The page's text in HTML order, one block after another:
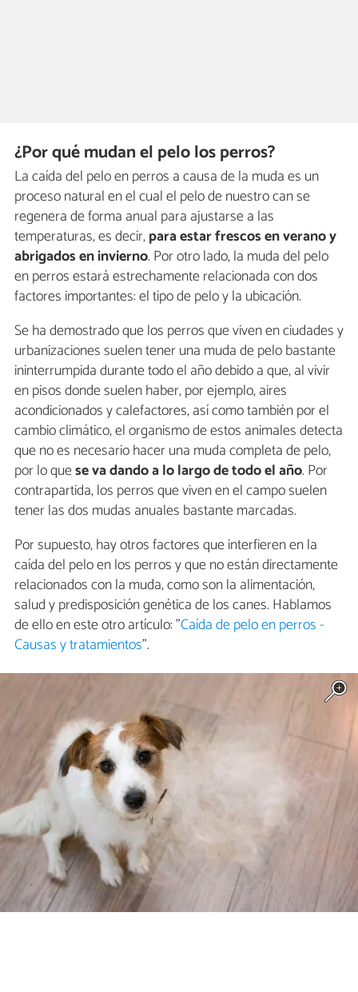
¿Por qué mudan el pelo los perros?
La caída del pelo en perros a causa de la muda es un
proceso natural en el cual el pelo de nuestro can se
regenera de forma anual para ajustarse a las
temperaturas, es decir,para estar frescos en verano y
abrigados en invierno. Por otro lado, la muda del pelo
en perros estará estrechamente relacionada con dos
factores importantes: el tipo de pelo y la ubicación.
Se ha demostrado que los perros que viven en ciudades y
urbanizaciones suelen tener una muda de pelo bastante
ininterrumpida durante todo el año debido a que, al vivir
en pisos donde suelen haber, por ejemplo, aires
acondicionados y calefactores, así como también por el
cambio climático, el organismo de estos animales detecta
que no es necesario hacer una muda completa de pelo,
por lo quese va dando a lo largo de todo el año. Por
contrapartida, los perros que viven en el campo suelen
tener las dos mudas anuales bastante marcadas.
Por supuesto, hay otros factores que interfieren en la
caída del pelo en los perros y que no están directamente
relacionados con la muda, como son la alimentación,
salud y predisposición genética de los canes. Hablamos
de ello en este otro artículo: "Caída de pelo en perros -
Causas y tratamientos".